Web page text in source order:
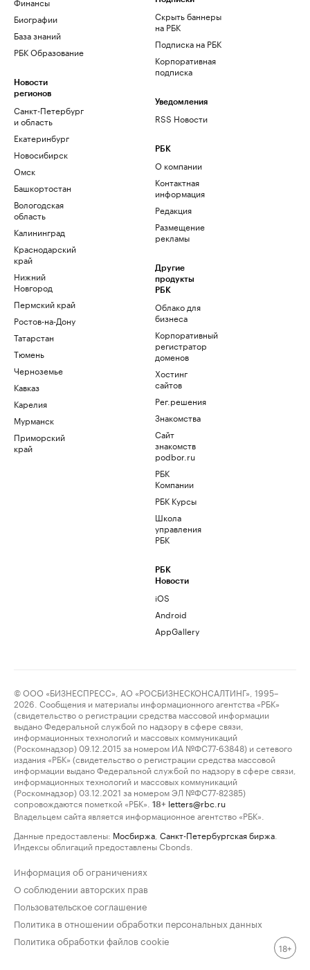
Биографии
База знаний
РБК Образование
Новости
регионов
Санкт-Петербург
и область
Екатеринбург
Новосибирск
Омск
Башкортостан
Вологодская
область
Калининград
Краснодарский
край
Нижний
Новгород
Пермский край
Ростов-на-Дону
Татарстан
Тюмень
Черноземье
Кавказ
Карелия
Мурманск
Приморский
край
Скрыть баннеры
на РБК
Подписка на РБК
Корпоративная
подписка
Уведомления
RSS Новости
РБК
О компании
Контактная
информация
Редакция
Размещение
рекламы
Другие
продукты
РБК
Облако для
бизнеса
Корпоративный
регистратор
доменов
Хостинг
сайтов
Рег.решения
Знакомства
Сайт
знакомств
podbor.ru
РБК
Компании
РБК Курсы
Школа
управления
РБК
РБК
Новости
iOS
Android
AppGallery
© ООО «БИЗНЕСПРЕСС», АО «РОСБИЗНЕСКОНСАЛТИНГ», 1995–
2026. Сообщения и материалы информационного агентства «РБК»
(свидетельство о регистрации средства массовой информации
выдано Федеральной службой по надзору в сфере связи,
информационных технологий и массовых коммуникаций
(Роскомнадзор) 09.12.2015 за номером ИА №ФС77-63848) и сетевого
издания «РБК» (свидетельство о регистрации средства массовой
информации выдано Федеральной службой по надзору в сфере связи,
информационных технологий и массовых коммуникаций
(Роскомнадзор) 03.12.2021 за номером ЭЛ №ФС77-82385)
сопровождаются пометкой «РБК».
18+ letters@rbc.ru
Владельцем сайта является информационное агентство «РБК».
Данные предоставлены: Мосбиржа Санкт-Петербургская биржа
Индексы облигаций предоставлены Cbonds.
Информация об ограничениях
О соблюдении авторских прав
Пользовательское соглашение
Политика в отношении обработки персональных данных
Политика обработки файлов cookie
18+